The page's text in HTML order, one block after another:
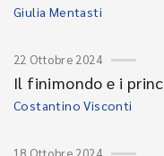
Giulia Mentasti
22 Ottobre 2024
Il finimondo e i
Costantino Visconti
18 Ottobre 2024